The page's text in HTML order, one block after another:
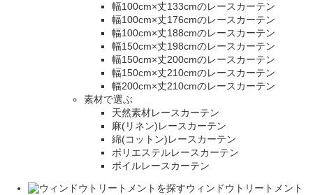
幅100cm×丈133cmのレースカーテン
幅100cm×丈176cmのレースカーテン
幅100cm×丈188cmのレースカーテン
幅150cm×丈198cmのレースカーテン
幅150cm×丈200cmのレースカーテン
幅150cm×丈210cmのレースカーテン
幅200cm×丈210cmのレースカーテン
素材で選ぶ
天然素材レースカーテン
麻(リネン)レースカーテン
綿(コットン)レースカーテン
ポリエステルレースカーテン
ボイルレースカーテン
ウィンドウトリートメント